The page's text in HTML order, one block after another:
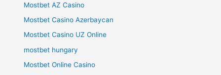
Mostbet AZ Casino
Mostbet Casino Azerbaycan
Mostbet Casino UZ Online
mostbet hungary
Mostbet Online Casino